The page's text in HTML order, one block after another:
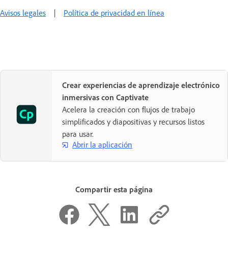
Avisos legales | Política de privacidad en línea
Crear experiencias de aprendizaje electrónico
inmersivas con Captivate
Acelera la creación con flujos de trabajo
simplificados y diapositivas y recursos listos
para usar.
Abrir la aplicación
Compartir esta página